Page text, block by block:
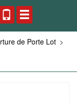
de Porte Lot >